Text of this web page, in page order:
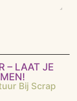
– LAAT JE
Bij Scrap